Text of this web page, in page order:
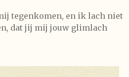
tegenkomen, en ik lach niet
dat jij mij jouw glimlach